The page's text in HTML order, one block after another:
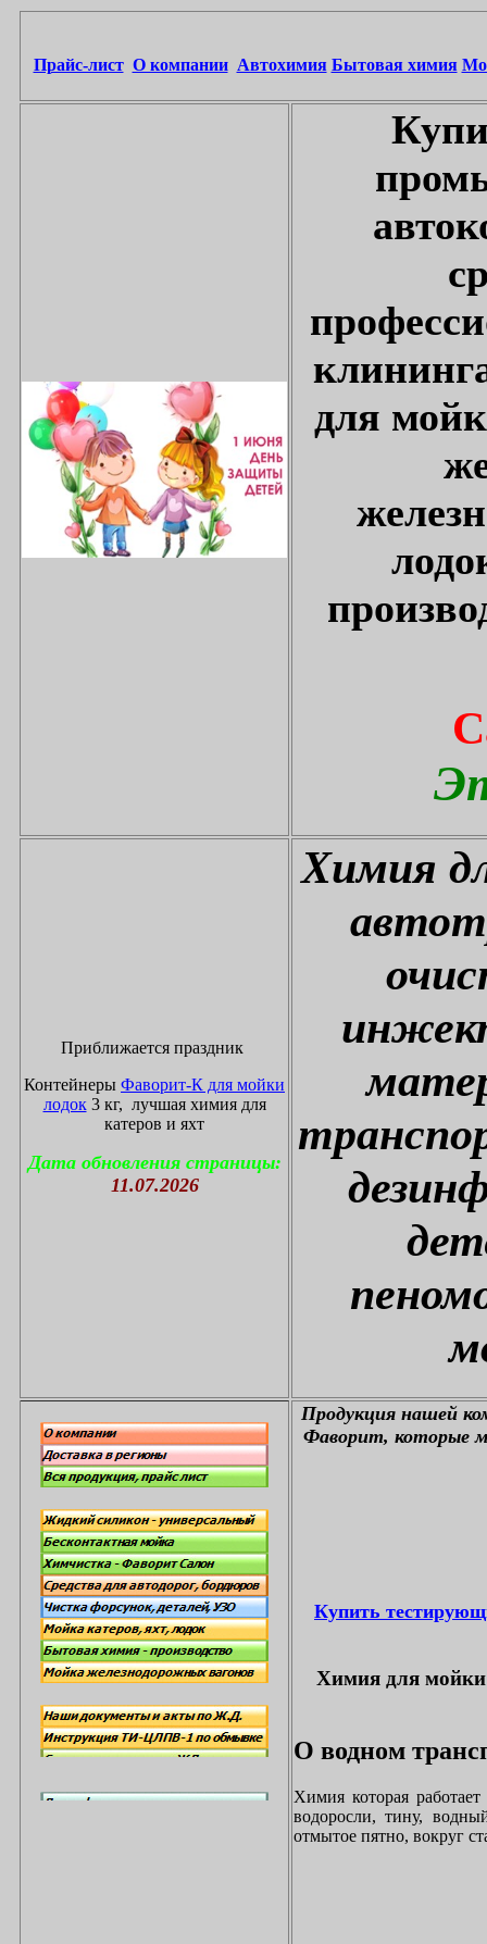
Прайс-лист О компании Автохимия Бытовая химия
для
Приближается праздник
Контейнеры Фаворит-К для мойки
лодок3 кг, лучшая химия для
катеров и яхт
Дата обновления страницы:
11.07.2026
Химия
Продукция нашей
Фаворит, которые
Купить
Химия для мойки
О водном
Химия которая
водоросли, тину,
отмытое пятно, вокруг